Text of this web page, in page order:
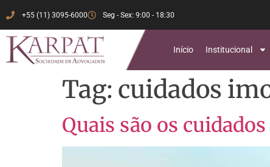
+55 (11) 3095-6000 Seg - Sex: 9:00 - 18:30
Início Institucional
Tag: cuidados
Quais são os